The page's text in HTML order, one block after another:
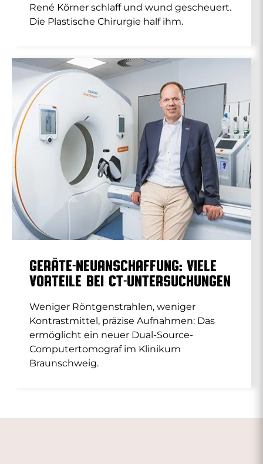
René Körner schlaff und wund gescheuert.
Die Plastische Chirurgie half ihm.
Geräte-Neuanschaffung: Viele
Vorteile bei CT-Untersuchungen
Weniger Röntgenstrahlen, weniger
Kontrastmittel, präzise Aufnahmen: Das
ermöglicht ein neuer Dual-Source-
Computertomograf im Klinikum
Braunschweig.